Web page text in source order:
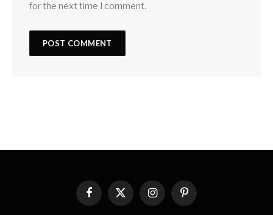
for the next time I comment.
Facebook
X
InstagramPinterest